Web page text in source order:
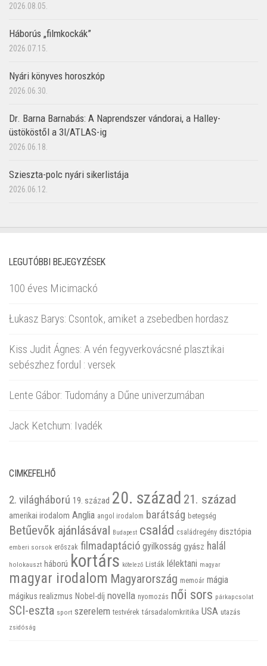
2026.08.05.
Háborús „filmkockák”
2026.07.15.
Nyári könyves horoszkóp
2026.06.30.
Dr. Barna Barnabás: A Naprendszer vándorai, a Halley-
üstököstől a 3I/ATLAS-ig
2026.06.18.
Szieszta-polc nyári sikerlistája
2026.06.12.
LEGUTÓBBI BEJEGYZÉSEK
100 éves Micimackó
Łukasz Barys: Csontok, amiket a zsebedben hordasz
Kiss Judit Ágnes: A vén fegyverkovácsné plasztikai
sebészhez fordul : versek
Lente Gábor: Tudomány a Dűne univerzumában
Jack Ketchum: Ivadék
CIMKEFELHŐ
2. világháború 19. század 20. század 21. század
amerikai irodalom Anglia angol irodalom barátság betegség
Betűevők ajánlásával Budapest család családregény disztópia
emberi sorsok erőszak filmadaptáció gyilkosság gyász halál
holokauszt háború kortárs kötelező Listák lélektani magyar
magyar irodalom Magyarország memoár mágia
mágikus realizmus Nobel-díj novella nyomozás női sors párkapcsolat
SCI-eszta sport szerelem testvérek társadalomkritika USA utazás
zsidóság